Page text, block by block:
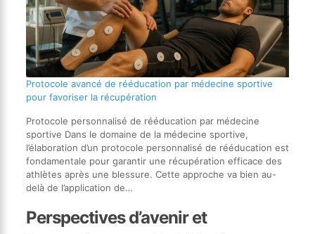
Protocole avancé de rééducation par médecine sportive
pour favoriser la récupération
Protocole personnalisé de rééducation par médecine
sportive Dans le domaine de la médecine sportive,
l’élaboration d’un protocole personnalisé de rééducation est
fondamentale pour garantir une récupération efficace des
athlètes après une blessure. Cette approche va bien au-
delà de l’application de…
Perspectives d’avenir et